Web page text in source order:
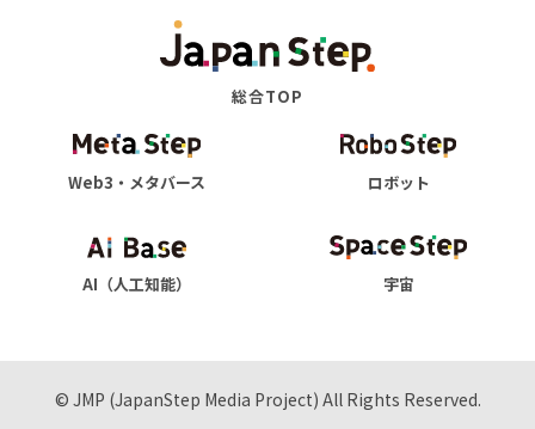
総合TOP
Web3・メタバース ロボット
AI（人工知能） 宇宙
© JMP (JapanStep Media Project) All Rights Reserved.